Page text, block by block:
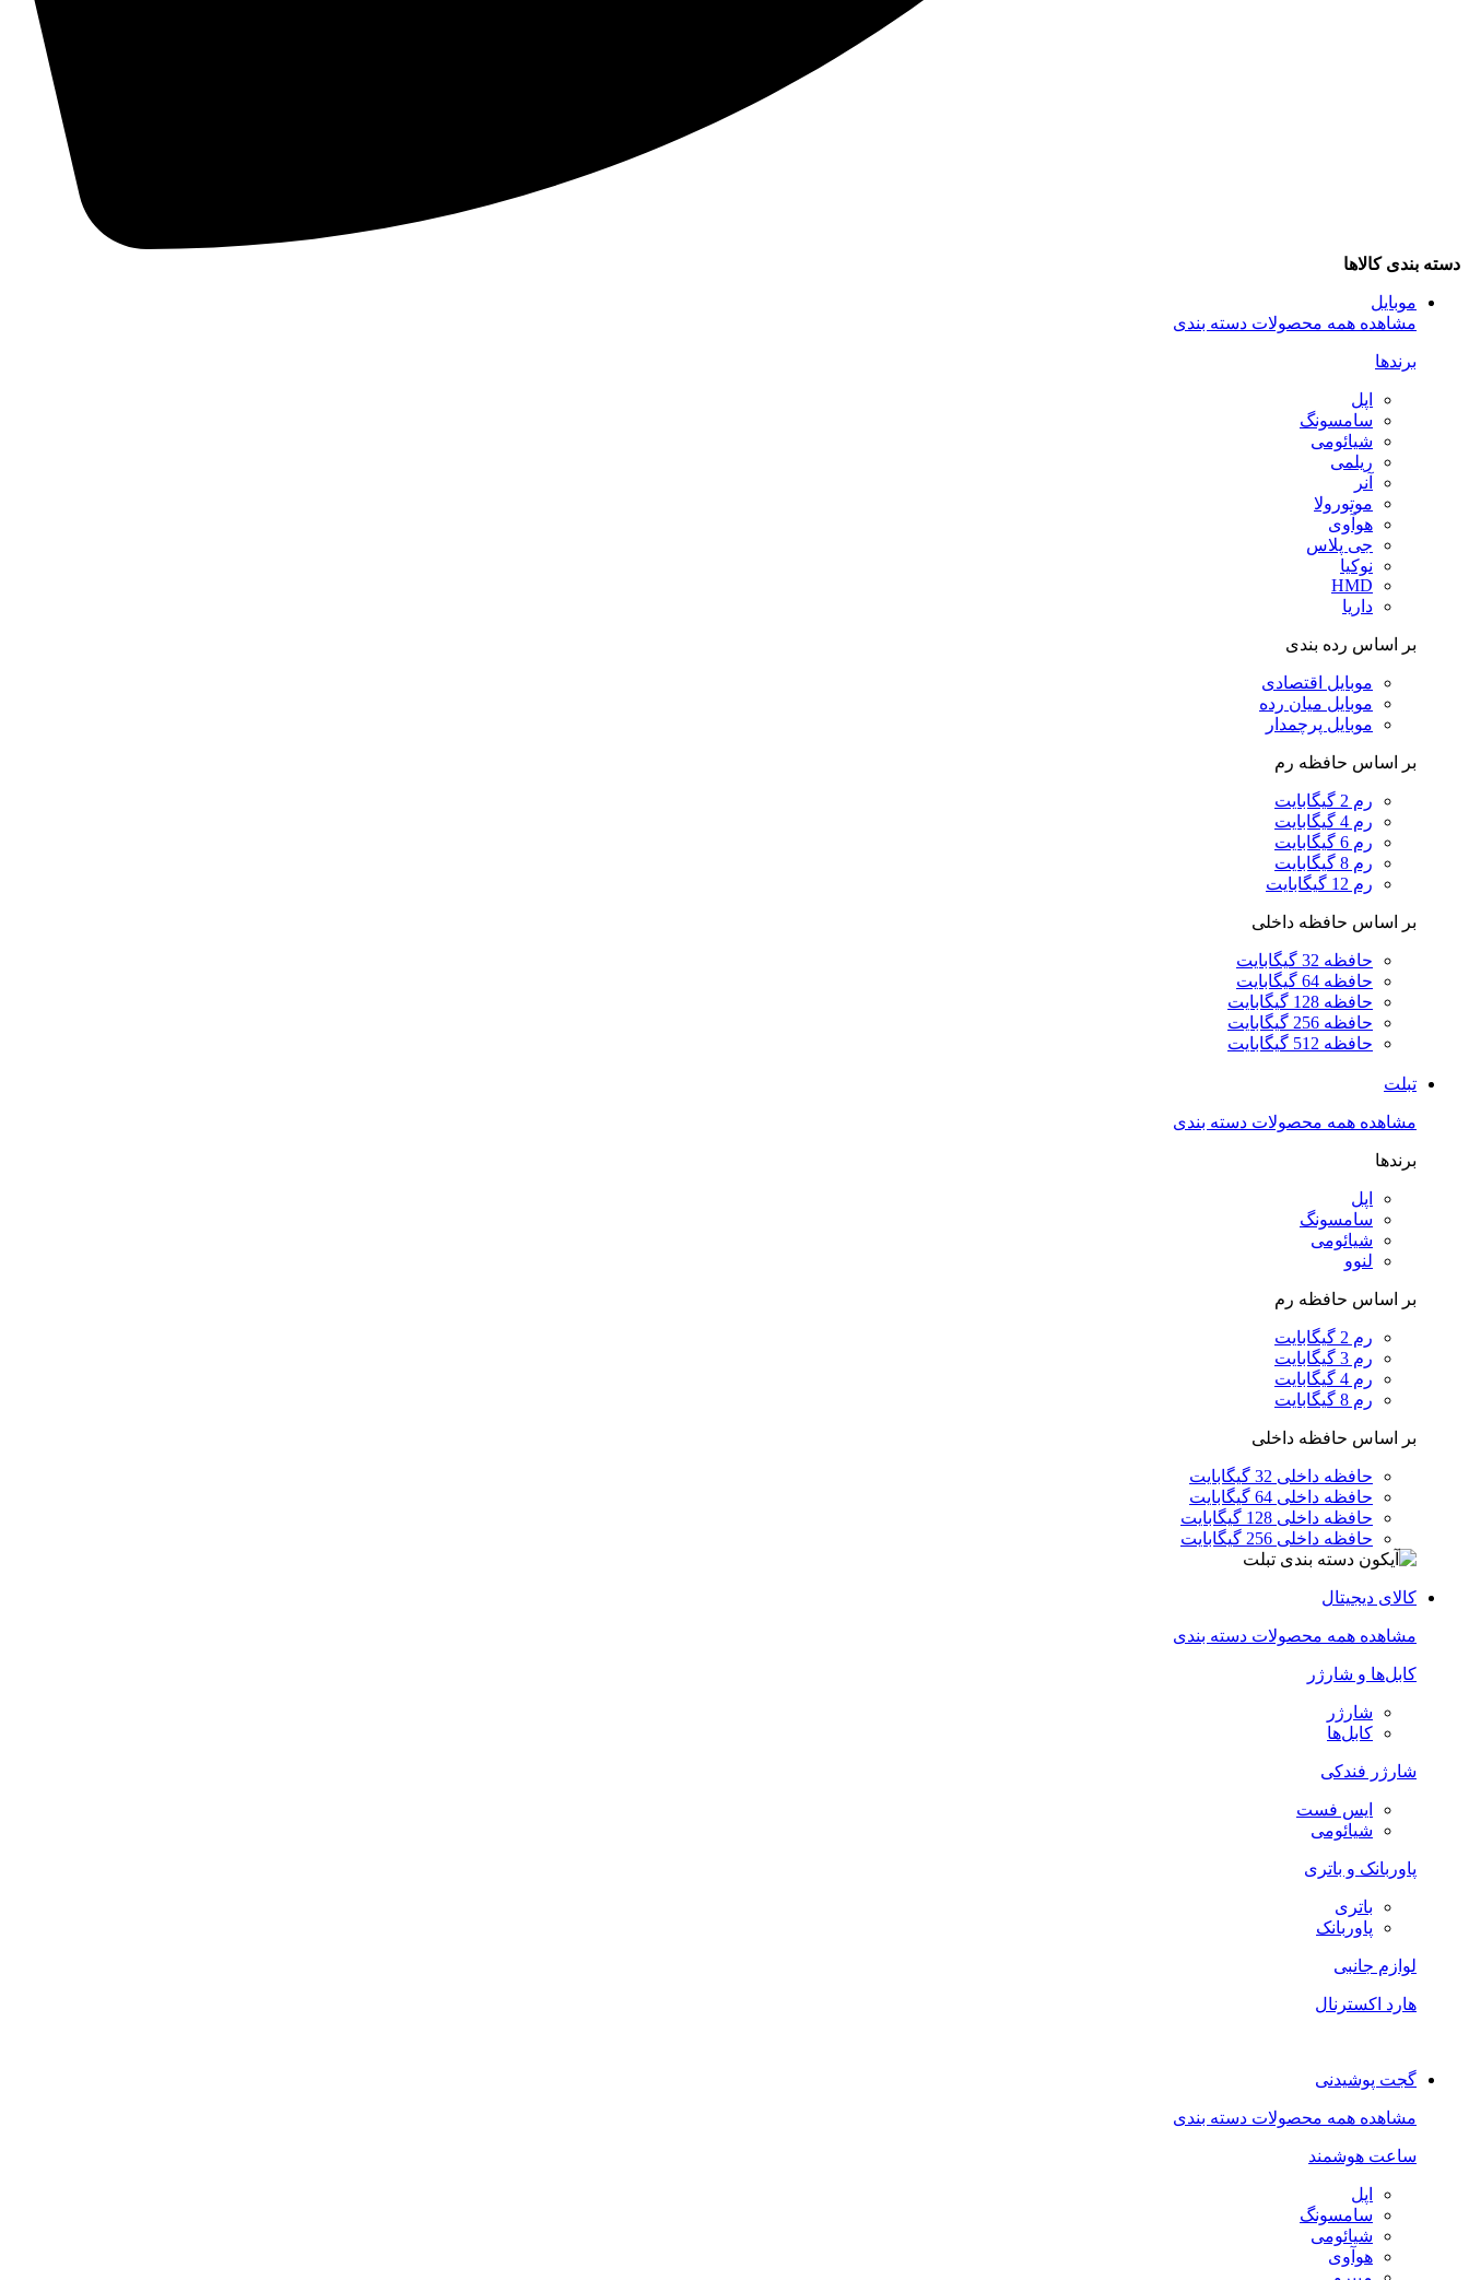
دسته بندی کالاها
موبایل
مشاهده همه محصولات دسته بندی
برندها
اپل
سامسونگ
شیائومی
ریلمی
آنر
موتورولا
هوآوی
جی پلاس
نوکیا
HMD
داریا
بر اساس رده بندی
موبایل اقتصادی
موبایل میان رده
موبایل پرچمدار
بر اساس حافظه رم
رم 2 گیگابایت
رم 4 گیگابایت
رم 6 گیگابایت
رم 8 گیگابایت
رم 12 گیگابایت
بر اساس حافظه داخلی
حافظه 32 گیگابایت
حافظه 64 گیگابایت
حافظه 128 گیگابایت
حافظه 256 گیگابایت
حافظه 512 گیگابایت
تبلت
مشاهده همه محصولات دسته بندی
برندها
اپل
سامسونگ
شیائومی
لنوو
بر اساس حافظه رم
رم 2 گیگابایت
رم 3 گیگابایت
رم 4 گیگابایت
رم 8 گیگابایت
بر اساس حافظه داخلی
حافظه داخلی 32 گیگابایت
حافظه داخلی 64 گیگابایت
حافظه داخلی 128 گیگابایت
حافظه داخلی 256 گیگابایت
کالای دیجیتال
مشاهده همه محصولات دسته بندی
کابل‌ها و شارژر
شارژر
کابل‌ها
شارژر فندکی
ایس فست
شیائومی
پاوربانک و باتری
باتری
پاوربانک
لوازم جانبی
هارد اکسترنال
گجت پوشیدنی
مشاهده همه محصولات دسته بندی
ساعت هوشمند
اپل
سامسونگ
شیائومی
هوآوی